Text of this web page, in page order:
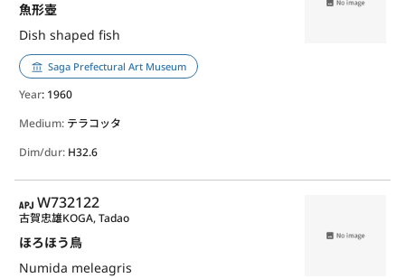
魚形壺
Dish shaped fish
Saga Prefectural Art Museum
Year: 1960
Medium: テラコッタ
Dim/dur: H32.6
APJ
W732122
ほろほう鳥
Numida meleagris
古賀忠雄KOGA, Tadao